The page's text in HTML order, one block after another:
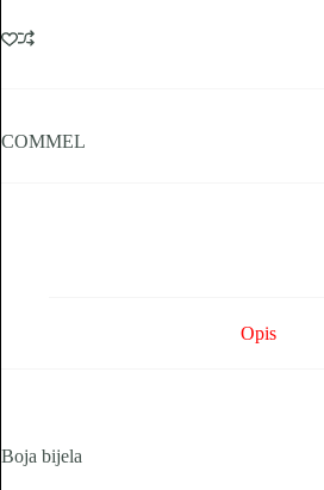
A
3m.
COMMEL
Opis
Boja bijela